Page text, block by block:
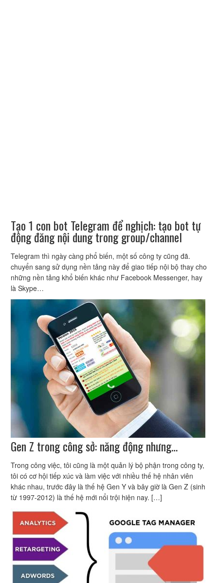
Tạo 1 con bot Telegram để nghịch: tạo bot tự
động đăng nội dung trong group/channel
Telegram thì ngày càng phổ biến, một số công ty cũng đã.
chuyển sang sử dụng nền tảng này để giao tiếp nội bộ thay cho
những nền tảng khổ biến khác như Facebook Messenger, hay
là Skype…
Gen Z trong công sở: năng động nhưng…
Trong công việc, tôi cũng là một quản lý bộ phận trong công ty,
tôi có cơ hội tiếp xúc và làm việc với nhiều thế hệ nhân viên
khác nhau, trước đây là thế hệ Gen Y và bây giờ là Gen Z (sinh
từ 1997-2012) là thế hệ mới nổi trội hiện nay. […]